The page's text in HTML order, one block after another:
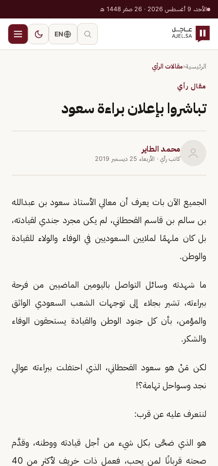
الأحد، 9 أغسطس 2026 · 26 صفر 1448 هـ
EN
الرئيسية‹مقالات الرأي
مقال رأي
تباشروا بإعلان براءة سعود
محمد الطاير
كاتب رأي · الأربعاء 25 ديسمبر 2019
الجميع الآن بات يعرف أن معالي الأستاذ سعود بن عبدالله
بن سالم بن قاسم القحطاني، لم يكن مجرد جندي لقيادته،
بل كان ملهمًا لملايين السعوديين في الوفاء والولاء للقيادة
والوطن.
ما شهدته وسائل التواصل باليومين الماضيين من فرحة
ببراءته، تشير بجلاء إلى توجهات الشعب السعودي الواثق
والمؤمن، بأن كل جنود الوطن والقيادة يستحقون الوفاء
والشكر.
لكن مَنْ هو سعود القحطاني، الذي احتفلت ببراءته عوالي
نجد وسواحل تهامة؟!
لنتعرف عليه عن قرب:
هو الذي ضحَّى بكل شيء من أجل قيادته ووطنه، وقدَّم
صحته قربانًا لمن يحب، فعمل ذات خريف لأكثر من 40